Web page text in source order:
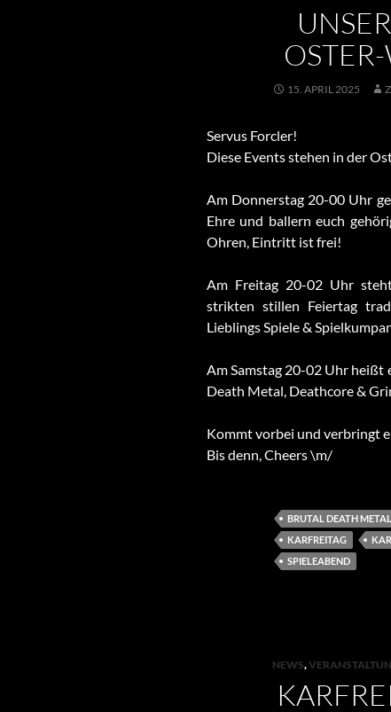
15. APRIL 2025
Servus Forcler!
Diese Events stehen in der
Am Donnerstag 20-00 Uhr
Ehre und ballern euch
Ohren, Eintritt ist frei!
Am Freitag 20-02 Uhr
strikten stillen Feiertag
Lieblings Spiele &
Am Samstag 20-02 Uhr heißt
Death Metal, Deathcore &
Kommt vorbei und verbringt
Bis denn, Cheers \m/
BRUTAL DEATH METAL
KARFREITAG
SPIELEABEND
NEWS,